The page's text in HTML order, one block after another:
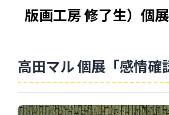
版画工房 修了生）個
高田マル 個展「感情確